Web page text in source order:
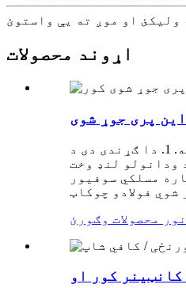
ولیکئ او موږ ته یې واستوئ
اړوند محصولات
د سپک سټیل چوکاټ پری جوړ شوي کور پیژندنه. 1. دا ګړندی دی د LGS سیسټم عرضه شوي چوکاټونه دمخه راټول شوي ، قوي او مستقیم او په روښانه ډول د
ودانولو لنډ وخت
لپاره مسلکي سوفیور
نور محصولات وګورئ